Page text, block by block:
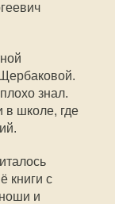
знал.
в школе, где
книги с
и